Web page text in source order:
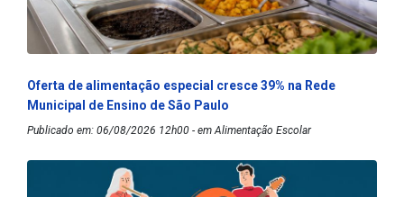
Oferta de alimentação especial cresce 39% na Rede
Municipal de Ensino de São Paulo
Publicado em: 06/08/2026 12h00 - em Alimentação Escolar